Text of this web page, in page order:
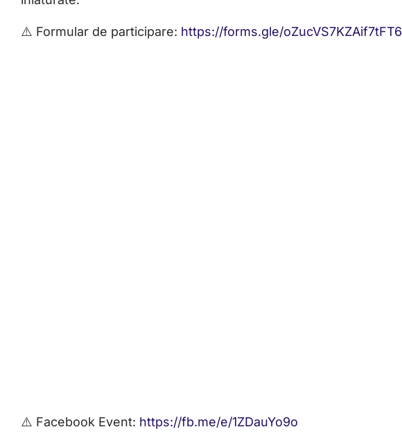
⚠️ Formular de participare: https://forms.gle/oZucVS7KZAif7tFT6
⚠️ Facebook Event: https://fb.me/e/1ZDauYo9o